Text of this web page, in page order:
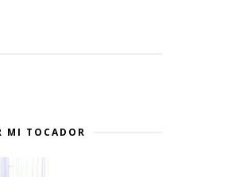
MI TOCADOR